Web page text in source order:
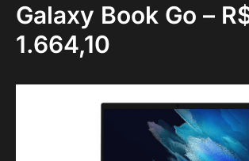
Galaxy Book Go –
1.664,10